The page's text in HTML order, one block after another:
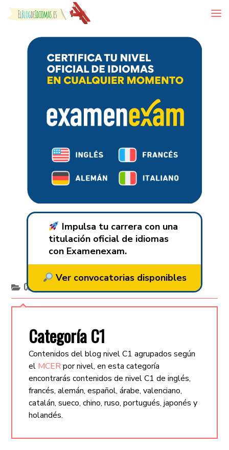
Skip to content
Impulsa tu carrera con una
titulación oficial de idiomas
con Examenexam.
Ver convocatorias disponibles
Categoría:
Categoría C1
Contenidos del blog nivel C1 agrupados según
el MCERpor nivel, en esta categoría
encontrarás contenidos de nivel C1 de inglés,
francés, alemán, español, árabe, valenciano,
catalán, sueco, chino, ruso, portugués, japonés y
holandés.